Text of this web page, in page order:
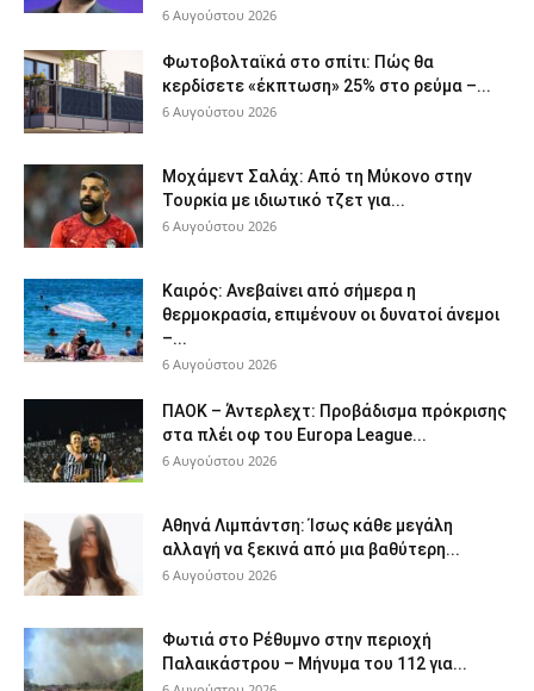
6 Αυγούστου 2026
Φωτοβολταϊκά στο σπίτι: Πώς θα
κερδίσετε «έκπτωση» 25% στο ρεύμα –...
6 Αυγούστου 2026
Μοχάμεντ Σαλάχ: Από τη Μύκονο στην
Τουρκία με ιδιωτικό τζετ για...
6 Αυγούστου 2026
Καιρός: Ανεβαίνει από σήμερα η
θερμοκρασία, επιμένουν οι δυνατοί άνεμοι
–...
6 Αυγούστου 2026
ΠΑΟΚ – Άντερλεχτ: Προβάδισμα πρόκρισης
στα πλέι οφ του Europa League...
6 Αυγούστου 2026
Αθηνά Λιμπάντση: Ίσως κάθε μεγάλη
αλλαγή να ξεκινά από μια βαθύτερη...
6 Αυγούστου 2026
Φωτιά στο Ρέθυμνο στην περιοχή
Παλαικάστρου – Μήνυμα του 112 για...